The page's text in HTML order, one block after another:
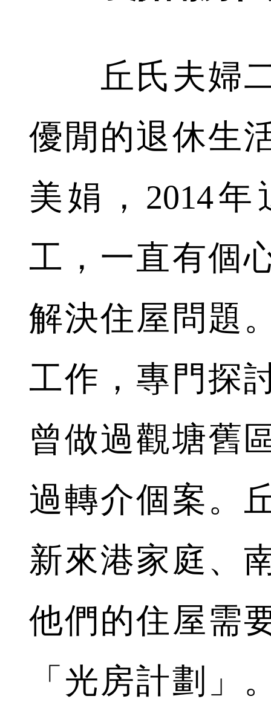
丘氏夫婦二
優閒的退休生
美娟，2014
工，一直有個
解決住屋問題
工作，專門探
曾做過觀塘舊
過轉介個案。
新來港家庭、
他們的住屋需
「光房計劃」